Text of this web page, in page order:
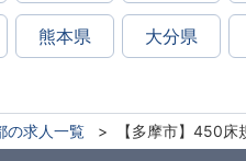
熊本県 大分県
の求人一覧 【多摩市】450